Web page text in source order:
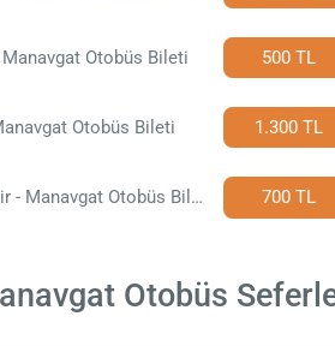
Otobüs Bileti 500 TL
Otobüs Bileti 1.300 TL
Seydişehir - Manavgat Otobüs Bileti 700 TL
Otobüs